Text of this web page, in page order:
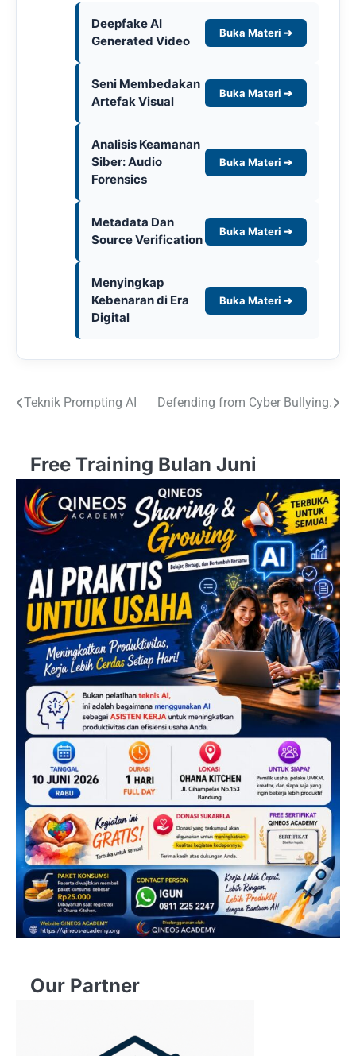
Deepfake AI
Generated Video
Buka Materi ➔
Seni Membedakan
Artefak Visual
Buka Materi ➔
Analisis Keamanan
Siber: Audio
Forensics
Buka Materi ➔
Metadata Dan
Source Verification
Buka Materi ➔
Menyingkap
Kebenaran di Era
Digital
Buka Materi ➔
Post
Teknik Prompting AI Defending from Cyber Bullying.
Free Training Bulan Juni
Our Partner